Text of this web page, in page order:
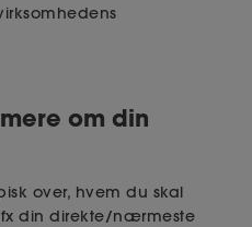
om din
over, hvem du skal
din direkte/nærmeste